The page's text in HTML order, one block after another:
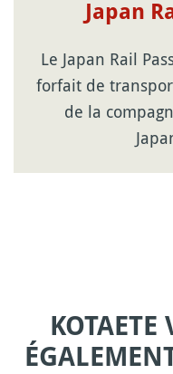
Japan
Le Japan Rail
forfait de
de la
KOTAETE